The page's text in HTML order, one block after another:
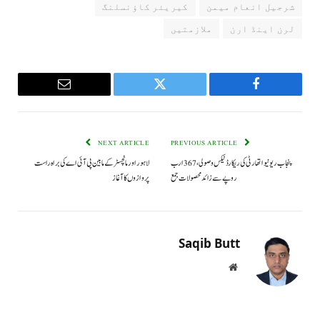
شرجیل انعام میمن
کیریئر کاؤنسلنگ
لرن اینڈ ارن
ملازمتیں
Facebook
Twitter
Email
پنجاب ریونیو اتھارٹی کی ریکارڈ ٹیکس وصولی، 367 ارب
روپے سے زائد محصولات جمع
NEXT ARTICLE
لاہور اور مانچسٹر کے مابین پی آئی اے کی براہ راست
پروازوں کا آغاز
Saqib Butt
Website